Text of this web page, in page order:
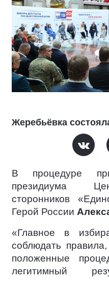
Жеребьёвка
В процедуре
президиума
сторонников
Герой России
«Главное в
соблюдать
положенные
легитимный